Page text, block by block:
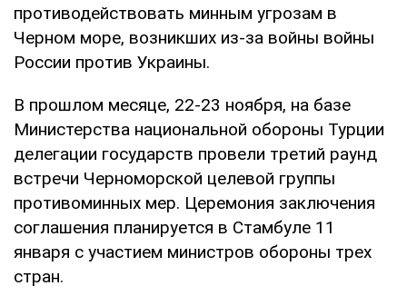
противодействовать минным угрозам в
Черном море, возникших из-за войны войны
России против Украины.
В прошлом месяце, 22-23 ноября, на базе
Министерства национальной обороны Турции
делегации государств провели третий раунд
встречи Черноморской целевой группы
противоминных мер. Церемония заключения
соглашения планируется в Стамбуле 11
января с участием министров обороны трех
стран.